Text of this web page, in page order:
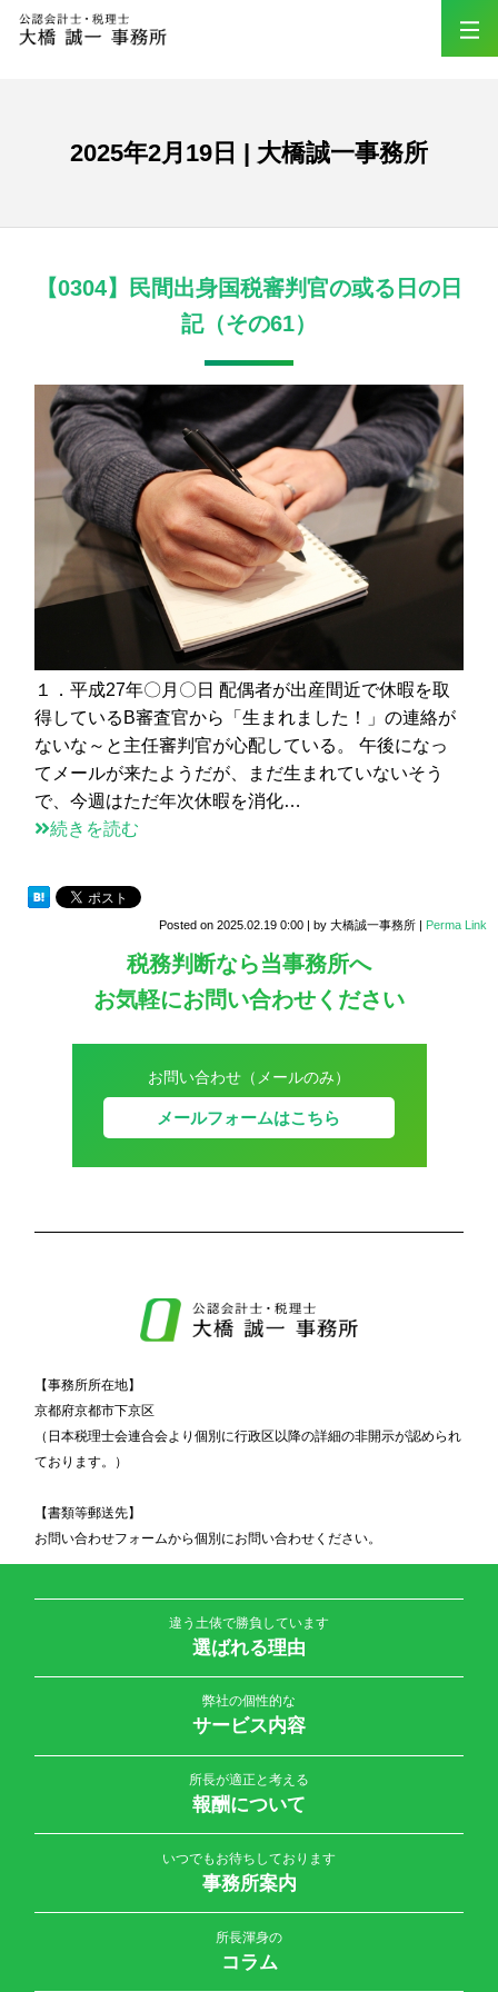
2025年2月19日 | 大橋誠一事務所
【0304】民間出身国税審判官の或る日の日
記（その61）
１．平成27年〇月〇日 配偶者が出産間近で休暇を取
得しているB審査官から「生まれました！」の連絡が
ないな～と主任審判官が心配している。 午後になっ
てメールが来たようだが、まだ生まれていないそう
で、今週はただ年次休暇を消化…
続きを読む
Posted on 2025.02.19 0:00 | by 大橋誠一事務所 | Perma Link
税務判断なら当事務所へ
お気軽にお問い合わせください
お問い合わせ（メールのみ）
メールフォームはこちら
【事務所所在地】
京都府京都市下京区
（日本税理士会連合会より個別に行政区以降の詳細の非開示が認められ
ております。）
【書類等郵送先】
お問い合わせフォームから個別にお問い合わせください。
違う土俵で勝負しています
選ばれる理由
弊社の個性的な
サービス内容
所長が適正と考える
報酬について
いつでもお待ちしております
事務所案内
所長渾身の
コラム